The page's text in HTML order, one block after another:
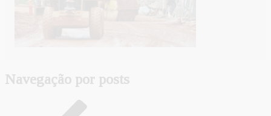
Navegação por posts